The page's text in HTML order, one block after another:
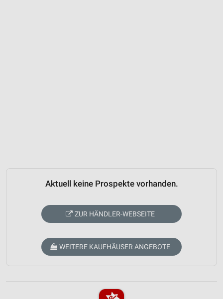
Aktuell keine Prospekte vorhanden.
ZUR HÄNDLER-WEBSEITE
WEITERE KAUFHÄUSER ANGEBOTE